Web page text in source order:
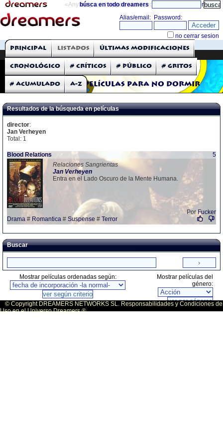
«Anything can happen and it probably will» directorio
búsca en todo dreamers
THE DREAMERS
Críticas: Películas
Películas para no dormir
Principal Listados Últimas modificaciones
Cronológico # Críticos # Público # Gritos
# Acumulado A-Z
Resultados de la búsqueda en películas
director:
Jan Verheyen
Total: 1
Blood Relations
5
Relaciones Sangrientas
Jan Verheyen
Entra en el Lado Oscuro de la Mente Humana.
PorFucker
Drama # Romantica # Suspense # Terror
Buscar
Mostrar películas ordenadas según:
Mostrar películas del
género:
© Copyright DREAMERS NETWORKS SL. Responsabilidades y Condiciones de
Uso en el Universo Dreamers ®